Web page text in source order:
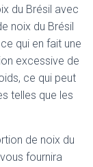
du Brésil avec
noix du Brésil
qui en fait une
excessive de
ce qui peut
telles que les
de noix du
fournira